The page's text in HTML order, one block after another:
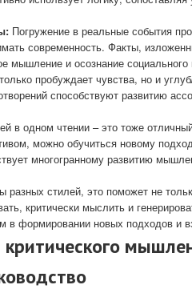
Погружение в реальные события
современность. Факты,
мышление и осознание социального
пробуждает чувства, но и
способствуют развитию
в одном чтении – это тоже
можно обучиться новому
многогранному развитию
разных стилей, это поможет не
критически мыслить и
в формировании новых подходов и